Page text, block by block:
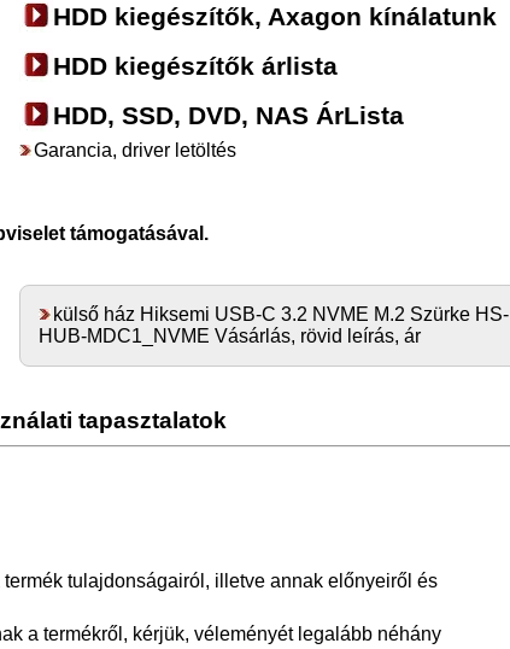
HDD kiegészítők, Axagon kínálatunk
HDD kiegészítők árlista
HDD, SSD, DVD, NAS ÁrLista
Garancia, driver letöltés
támogatásával.
külső ház Hiksemi USB-C 3.2 NVME M.2 Szürke HS-
HUB-MDC1_NVME Vásárlás, rövid leírás, ár
tapasztalatok
tulajdonságairól, illetve annak előnyeiről és
a termékről, kérjük, véleményét legalább néhány